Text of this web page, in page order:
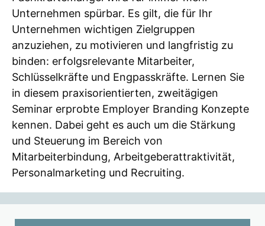
Unternehmen spürbar. Es gilt, die für Ihr
Unternehmen wichtigen Zielgruppen
anzuziehen, zu motivieren und langfristig zu
binden: erfolgsrelevante Mitarbeiter,
Schlüsselkräfte und Engpasskräfte. Lernen Sie
in diesem praxisorientierten, zweitägigen
Seminar erprobte Employer Branding Konzepte
kennen. Dabei geht es auch um die Stärkung
und Steuerung im Bereich von
Mitarbeiterbindung, Arbeitgeberattraktivität,
Personalmarketing und Recruiting.